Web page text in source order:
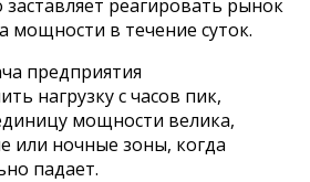
реагировать рынок
мощности в течение суток.
предприятия
нагрузку с часов пик,
мощности велика,
или ночные зоны, когда
падает.